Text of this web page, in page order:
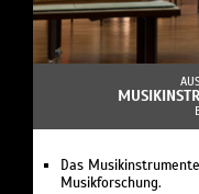
Das
Musikforschung.